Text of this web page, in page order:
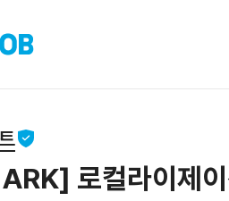
로컬라이제